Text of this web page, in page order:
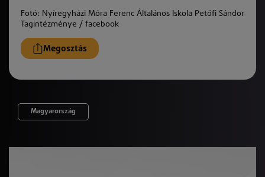
Fotó: Nyíregyházi Móra Ferenc Általános Iskola Petőfi Sándor
Tagintézménye / facebook
Megosztás
Magyarország